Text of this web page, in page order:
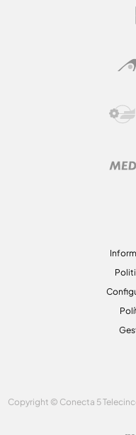
Copyright © Conecta 5